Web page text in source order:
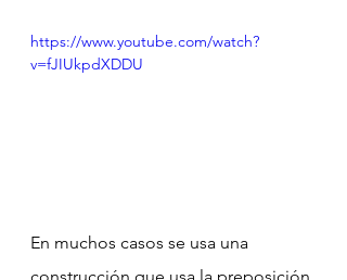
https://www.youtube.com/watch?
v=fJIUkpdXDDU
En muchos casos se usa una